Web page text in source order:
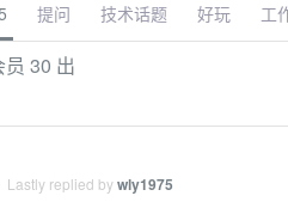
提问 技术话题 好玩 工
30 出
Lastly replied bywly1975